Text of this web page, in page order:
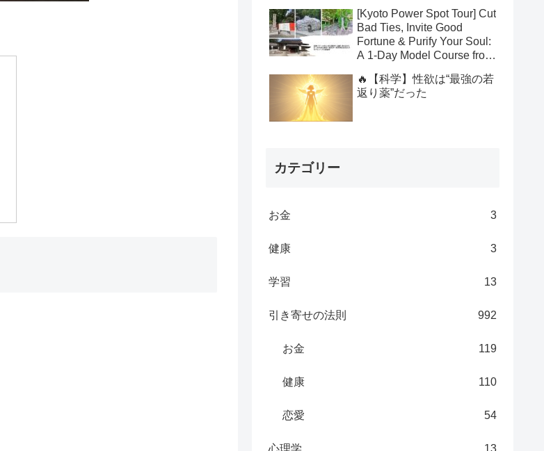
[Kyoto Power Spot Tour] Cut
Bad Ties, Invite Good
Fortune & Purify Your Soul:
A 1-Day Model Course from
Suzumushi-dera to Kamo
Shrines
🔥【科学】性欲は“最強の若
返り薬”だった
カテゴリー
お金 3
健康 3
学習 13
引き寄せの法則 992
お金 119
健康 110
恋愛 54